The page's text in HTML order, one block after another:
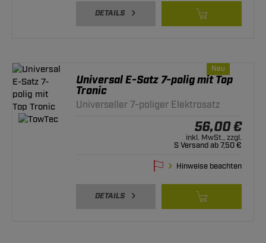
DETAILS
Neu
Universal E-Satz 7-polig mit Top
Tronic
Universeller 7-poliger Elektrosatz
56,00 €
inkl. MwSt., zzgl.
S Versand ab 7,50 €
Hinweise beachten
DETAILS